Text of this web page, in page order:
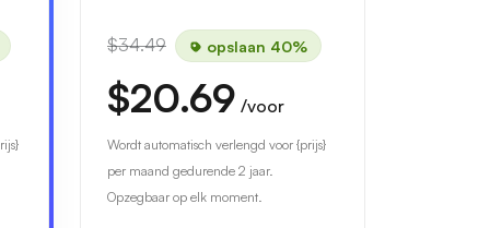
$34.49 opslaan 40%
$20.69 /voor
Wordt automatisch verlengd voor {prijs}
per maand gedurende 2 jaar.
Opzegbaar op elk moment.